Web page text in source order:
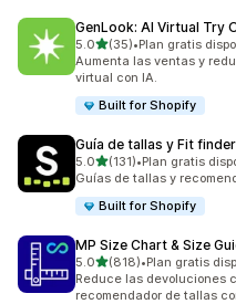
GenLook: AI Virtual Try
5.0de 5 estrellas
(35)
35 reseñas en total
•Plan gratis
Aumenta las ventas y
virtual con IA.
Built for Shopify
Guía de tallas y Fit finder
5.0de 5 estrellas
(131)
131 reseñas en total
•Plan gratis
Guías de tallas y
Built for Shopify
MP Size Chart & Size
5.0de 5 estrellas
(818)
818 reseñas en total
•Plan gratis
Reduce las devoluciones
recomendador de tallas